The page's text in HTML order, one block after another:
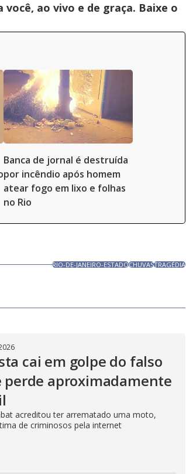
você, ao vivo e de graça. Baixe o
Banca de jornal é destruída
por incêndio após homem
atear fogo em lixo e folhas
no Rio
RIO-DE-JANEIRO-ESTADOCHUVASTRAGÉDIA
cai em golpe do falso
perde aproximadamente
acreditou ter arrematado uma moto,
de criminosos pela internet